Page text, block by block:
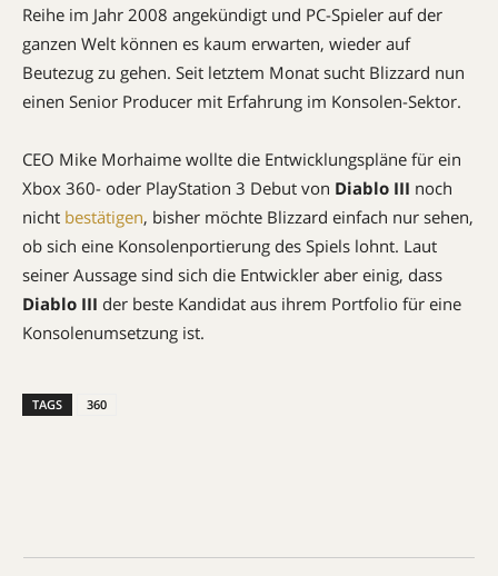
Reihe im Jahr 2008 angekündigt und PC-Spieler auf der
ganzen Welt können es kaum erwarten, wieder auf
Beutezug zu gehen. Seit letztem Monat sucht Blizzard nun
einen Senior Producer mit Erfahrung im Konsolen-Sektor.
CEO Mike Morhaime wollte die Entwicklungspläne für ein
Xbox 360- oder PlayStation 3 Debut von Diablo III noch
nicht bestätigen, bisher möchte Blizzard einfach nur sehen,
ob sich eine Konsolenportierung des Spiels lohnt. Laut
seiner Aussage sind sich die Entwickler aber einig, dass
Diablo III der beste Kandidat aus ihrem Portfolio für eine
Konsolenumsetzung ist.
TAGS 360